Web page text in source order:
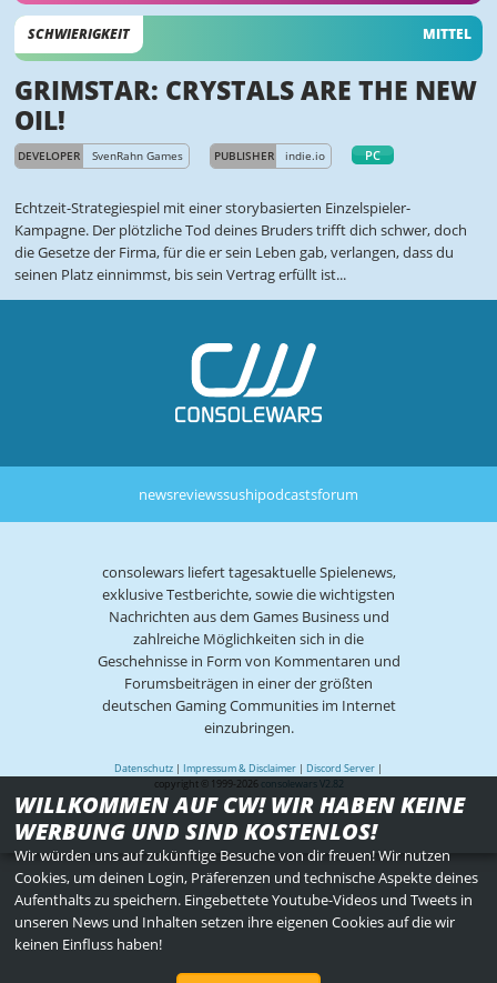
SCHWIERIGKEIT MITTEL
GRIMSTAR: CRYSTALS ARE THE NEW
OIL!
DEVELOPER SvenRahn Games PUBLISHER indie.io PC
Echtzeit-Strategiespiel mit einer storybasierten Einzelspieler-
Kampagne. Der plötzliche Tod deines Bruders trifft dich schwer, doch
die Gesetze der Firma, für die er sein Leben gab, verlangen, dass du
seinen Platz einnimmst, bis sein Vertrag erfüllt ist...
newsreviewssushipodcastsforum
consolewars liefert tagesaktuelle Spielenews,
exklusive Testberichte, sowie die wichtigsten
Nachrichten aus dem Games Business und
zahlreiche Möglichkeiten sich in die
Geschehnisse in Form von Kommentaren und
Forumsbeiträgen in einer der größten
deutschen Gaming Communities im Internet
einzubringen.
Datenschutz | Impressum & Disclaimer | Discord Server |
copyright © 1999-2026
consolewars V2.82
WILLKOMMEN AUF CW! WIR HABEN KEINE
WERBUNG UND SIND KOSTENLOS!
Wir würden uns auf zukünftige Besuche von dir freuen! Wir nutzen
Cookies, um deinen Login, Präferenzen und technische Aspekte deines
Aufenthalts zu speichern. Eingebettete Youtube-Videos und Tweets in
unseren News und Inhalten setzen ihre eigenen Cookies auf die wir
keinen Einfluss haben!